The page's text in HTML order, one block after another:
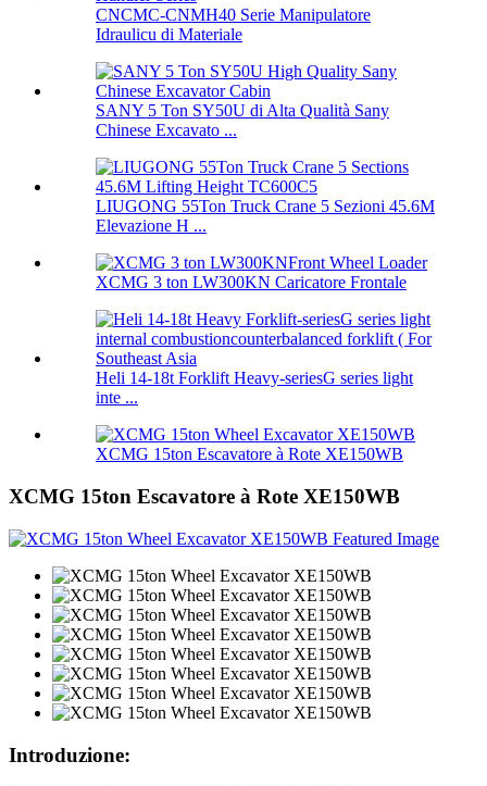
CNCMC-CNMH40 Serie Manipulatore
Idraulicu di Materiale
SANY 5 Ton SY50U di Alta Qualità Sany
Chinese Excavato ...
LIUGONG 55Ton Truck Crane 5 Sezioni 45.6M
Elevazione H ...
XCMG 3 ton LW300KN Caricatore Frontale
Heli 14-18t Forklift Heavy-seriesG series light
inte ...
XCMG 15ton Escavatore à Rote XE150WB
XCMG 15ton Escavatore à Rote XE150WB
Introduzione: